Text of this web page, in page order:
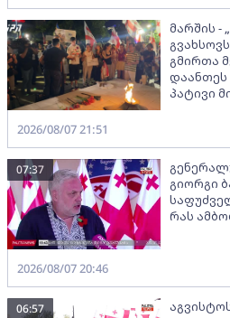
მარშის -
გმირთა
დაანთეს
პატივი
2026/08/07 21:51
გიორგი
რას
07:37
2026/08/07 20:46
06:57